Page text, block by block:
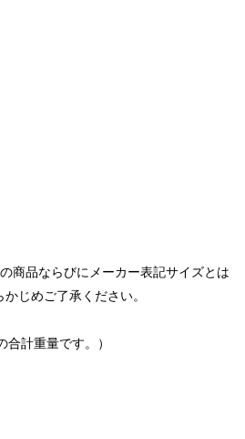
商品ならびにメーカー表記サイズとは
じめご了承ください。
計重量です。）